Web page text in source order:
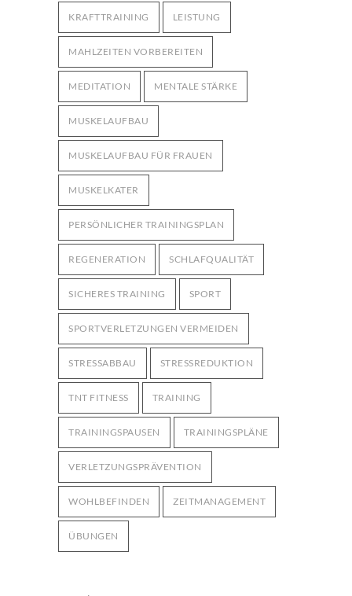
KRAFTTRAINING LEISTUNG
MAHLZEITEN VORBEREITEN
MEDITATION MENTALE STÄRKE
MUSKELAUFBAU
MUSKELAUFBAU FÜR FRAUEN
MUSKELKATER
PERSÖNLICHER TRAININGSPLAN
REGENERATION SCHLAFQUALITÄT
SICHERES TRAINING SPORT
SPORTVERLETZUNGEN VERMEIDEN
STRESSABBAU STRESSREDUKTION
TNT FITNESS TRAINING
TRAININGSPAUSEN TRAININGSPLÄNE
VERLETZUNGSPRÄVENTION
WOHLBEFINDEN ZEITMANAGEMENT
ÜBUNGEN